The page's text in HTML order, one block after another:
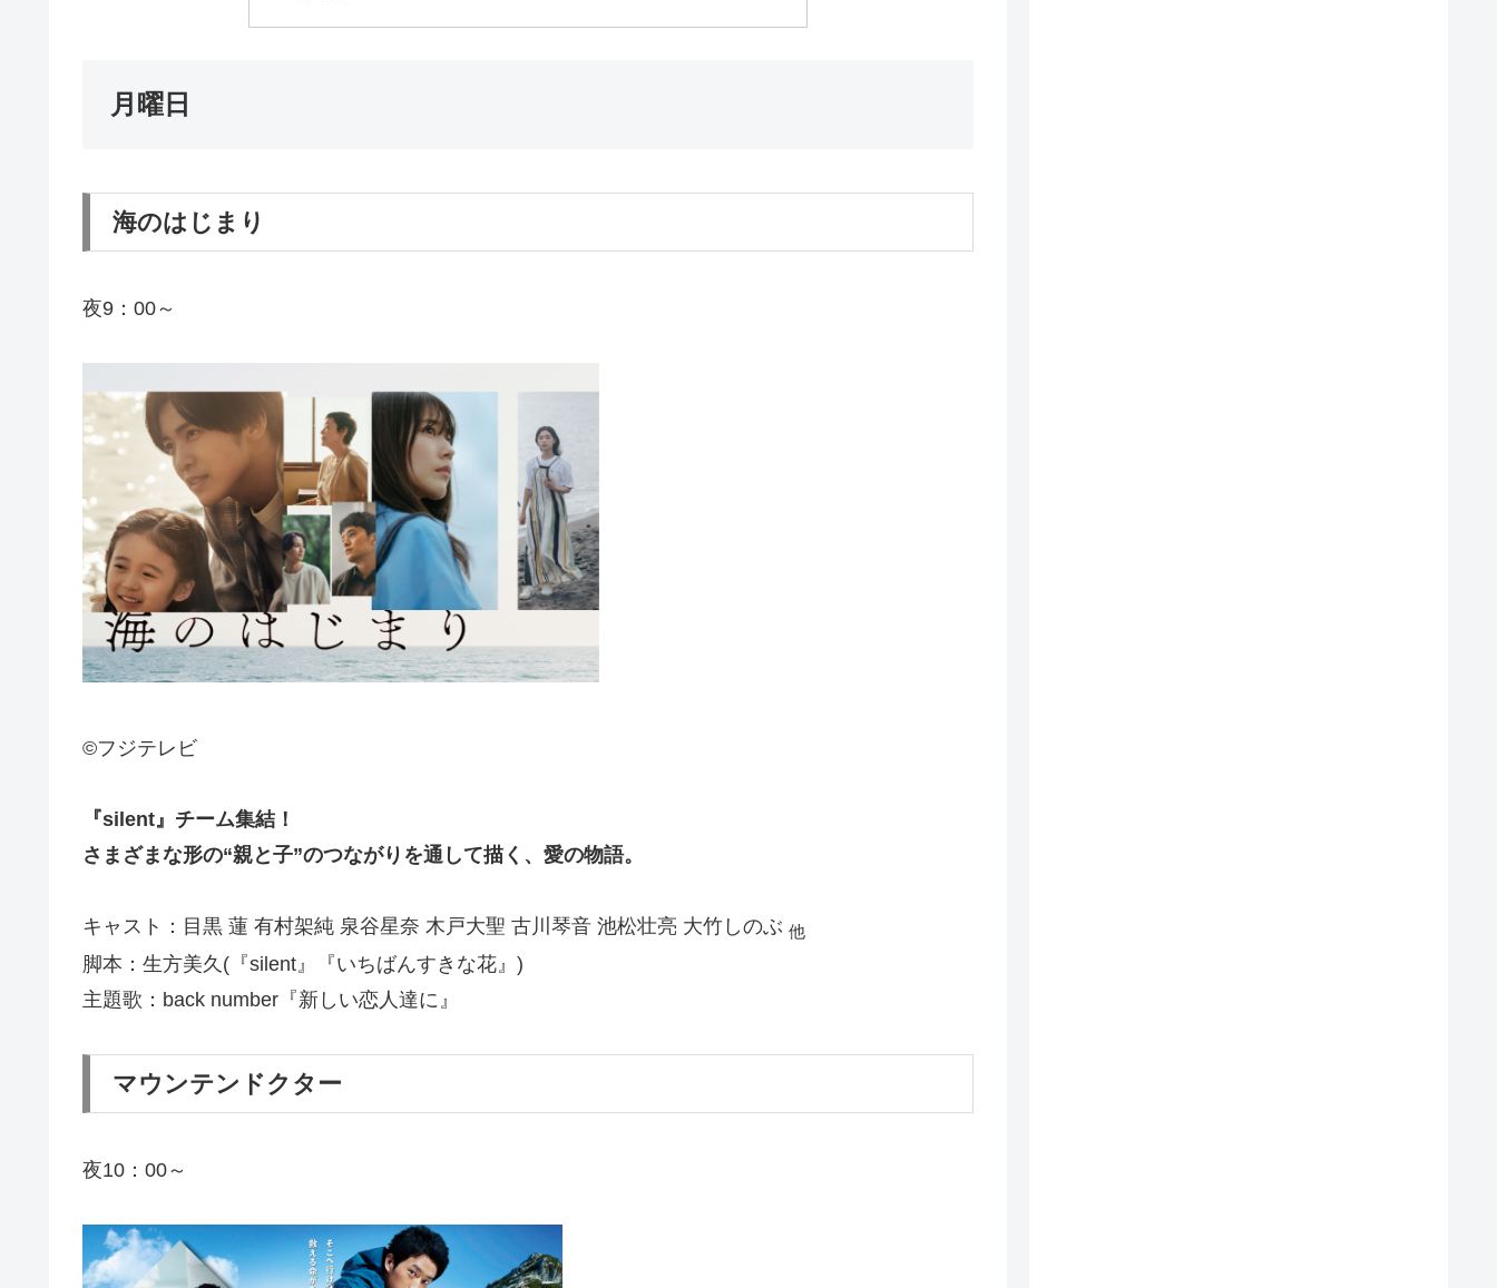
月曜日
海のはじまり
夜9：00～
©フジテレビ
『silent』チーム集結！
さまざまな形の“親と子”のつながりを通して描く、愛の物語。
キャスト：目黒 蓮 有村架純 泉谷星奈 木戸大聖 古川琴音 池松壮亮 大竹しのぶ 他
脚本：⽣⽅美久(『silent』『いちばんすきな花』)
主題歌：back number『新しい恋人達に』
マウンテンドクター
夜10：00～